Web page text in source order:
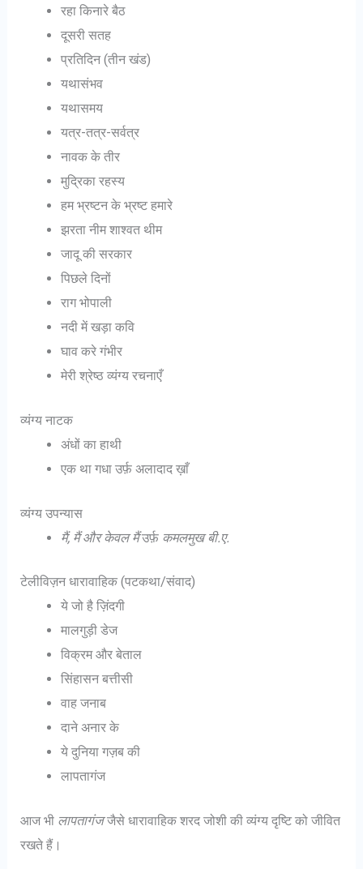
रहा किनारे बैठ
दूसरी सतह
प्रतिदिन (तीन खंड)
यथासंभव
यथासमय
यत्र-तत्र-सर्वत्र
नावक के तीर
मुद्रिका रहस्य
हम भ्रष्टन के भ्रष्ट हमारे
झरता नीम शाश्वत थीम
जादू की सरकार
पिछले दिनों
राग भोपाली
नदी में खड़ा कवि
घाव करे गंभीर
मेरी श्रेष्ठ व्यंग्य रचनाएँ
व्यंग्य नाटक
अंधों का हाथी
एक था गधा उर्फ़ अलादाद ख़ाँ
व्यंग्य उपन्यास
मैं, मैं और केवल मैंउर्फ़ कमलमुख बी.ए.
टेलीविज़न धारावाहिक (पटकथा/संवाद)
ये जो है ज़िंदगी
मालगुड़ी डेज
विक्रम और बेताल
सिंहासन बत्तीसी
वाह जनाब
दाने अनार के
ये दुनिया गज़ब की
लापतागंज
आज भी लापतागंजजैसे धारावाहिक शरद जोशी की व्यंग्य दृष्टि को जीवित
रखते हैं।